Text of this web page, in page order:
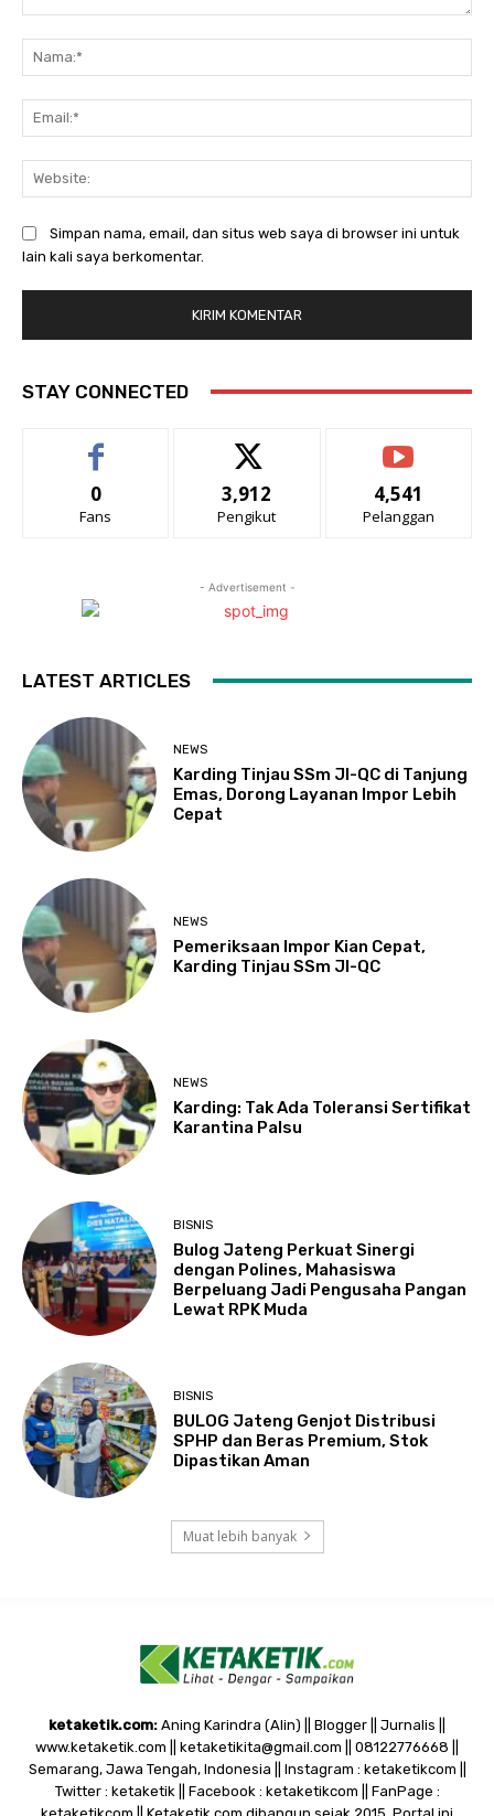
Simpan nama, email, dan situs web saya di browser ini untuk
lain kali saya berkomentar.
STAY CONNECTED
0
Fans
3,912
Pengikut
4,541
Pelanggan
- Advertisement -
LATEST ARTICLES
NEWS
Karding Tinjau SSm JI-QC di Tanjung
Emas, Dorong Layanan Impor Lebih
Cepat
NEWS
Pemeriksaan Impor Kian Cepat,
Karding Tinjau SSm JI-QC
NEWS
Karding: Tak Ada Toleransi Sertifikat
Karantina Palsu
BISNIS
Bulog Jateng Perkuat Sinergi
dengan Polines, Mahasiswa
Berpeluang Jadi Pengusaha Pangan
Lewat RPK Muda
BISNIS
BULOG Jateng Genjot Distribusi
SPHP dan Beras Premium, Stok
Dipastikan Aman
Muat lebih banyak
ketaketik.com: Aning Karindra (Alin) || Blogger || Jurnalis ||
www.ketaketik.com || ketaketikita@gmail.com || 08122776668 ||
Semarang, Jawa Tengah, Indonesia || Instagram : ketaketikcom ||
Twitter : ketaketik || Facebook : ketaketikcom || FanPage :